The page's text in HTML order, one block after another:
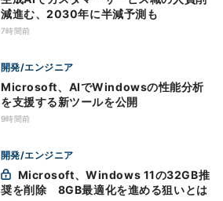
減進む、2030年に半減予測も
7時間前
開発/エンジニア
Microsoft、AIでWindowsの性能分析
を支援する新ツールを公開
9時間前
開発/エンジニア
奨を削除 8GB最適化を進める狙いとは